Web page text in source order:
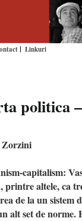
Linkuri
politica
Zorzini
capitalism:
altele, ca
de la un
alt set de norme.